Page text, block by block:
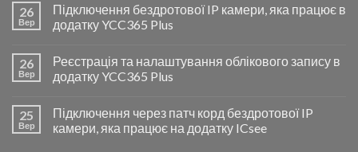
26
Вер
Підключення бездротової IP камери, яка працює в
додатку YCC365 Plus
26
Вер
Реєстрація та налаштування облікового запису в
додатку YCC365 Plus
25
Вер
Підключення через патч корд бездротової IP
камери, яка працює на додатку ICsee